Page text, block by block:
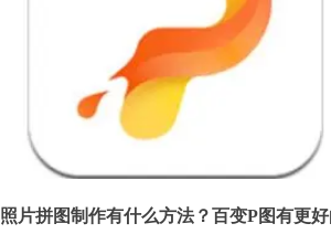
照片拼图制作有什么方法？百变P图有更